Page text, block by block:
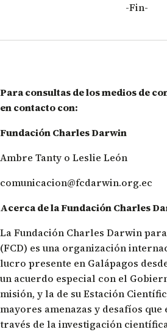
-Fin-
Para consultas de los medios de
en contacto con:
Fundación Charles Darwin
Ambre Tanty o Leslie León
comunicacion@fcdarwin.org.ec
Acerca de la Fundación Charles
La Fundación Charles Darwin
(FCD) es una organización
lucro presente en Galápagos
un acuerdo especial con el
misión, y la de su Estación
mayores amenazas y desafíos
través de la investigación